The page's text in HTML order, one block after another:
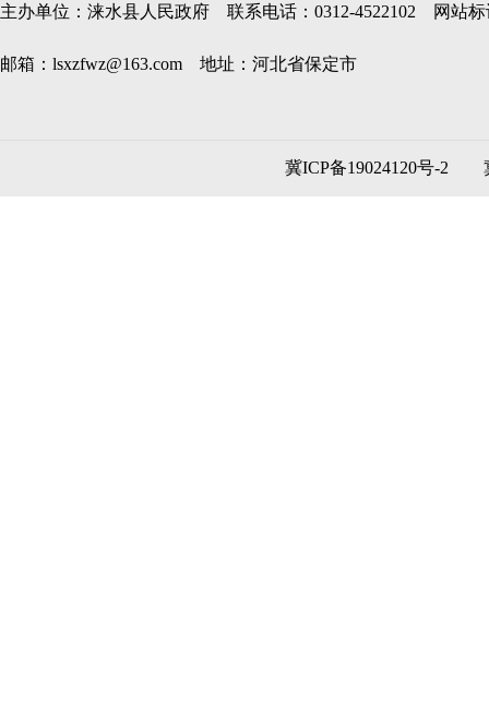
主办单位：涞水县人民政府 联系电话：0312-4522102 网站标
邮箱：lsxzfwz@163.com 地址：河北省保定市
冀ICP备19024120号-2